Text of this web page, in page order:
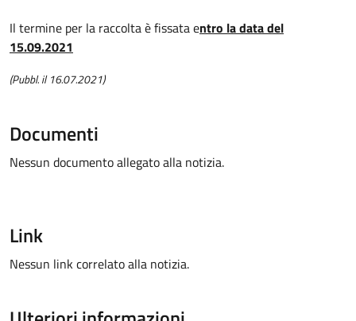
Il termine per la raccolta è fissata entro la data del
15.09.2021
(Pubbl. il 16.07.2021)
Documenti
Nessun documento allegato alla notizia.
Link
Nessun link correlato alla notizia.